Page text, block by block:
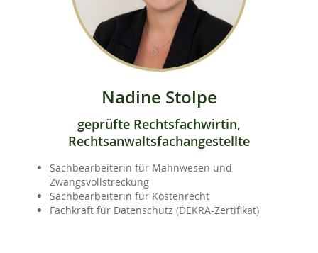
Nadine Stolpe
geprüfte Rechtsfachwirtin,
Rechtsanwaltsfachangestellte
Sachbearbeiterin für Mahnwesen und
Zwangsvollstreckung
Sachbearbeiterin für Kostenrecht
Fachkraft für Datenschutz (DEKRA-Zertifikat)